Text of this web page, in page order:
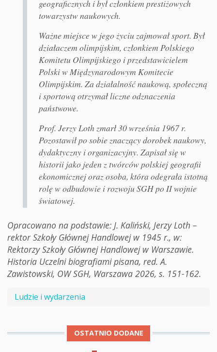
geograficznych i był członkiem prestiżowych
towarzystw naukowych.
Ważne miejsce w jego życiu zajmował sport. Był
działaczem olimpijskim, członkiem Polskiego
Komitetu Olimpijskiego i przedstawicielem
Polski w Międzynarodowym Komitecie
Olimpijskim. Za działalność naukową, społeczną
i sportową otrzymał liczne odznaczenia
państwowe.
Prof. Jerzy Loth zmarł 30 września 1967 r.
Pozostawił po sobie znaczący dorobek naukowy,
dydaktyczny i organizacyjny. Zapisał się w
historii jako jeden z twórców polskiej geografii
ekonomicznej oraz osoba, która odegrała istotną
rolę w odbudowie i rozwoju SGH po II wojnie
światowej.
Opracowano na podstawie: J. Kaliński, Jerzy Loth –
rektor Szkoły Głównej Handlowej w 1945 r., w:
Rektorzy Szkoły Głównej Handlowej w Warszawie.
Historia Uczelni biografiami pisana, red. A.
Zawistowski, OW SGH, Warszawa 2026, s. 151-162.
Ludzie i wydarzenia
OSTATNIO DODANE